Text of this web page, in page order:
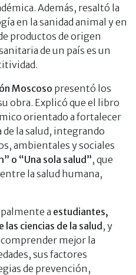
Además, resaltó la
en la sanidad animal y en
productos de origen
de un país es un
Moscoso presentó los
obra. Explicó que el libro
orientado a fortalecer
de la salud, integrando
ambientales y sociales
o “Una sola salud”, que
la salud humana,
a estudiantes,
ciencias de la salud, y
mejor la
sus factores
de prevención,